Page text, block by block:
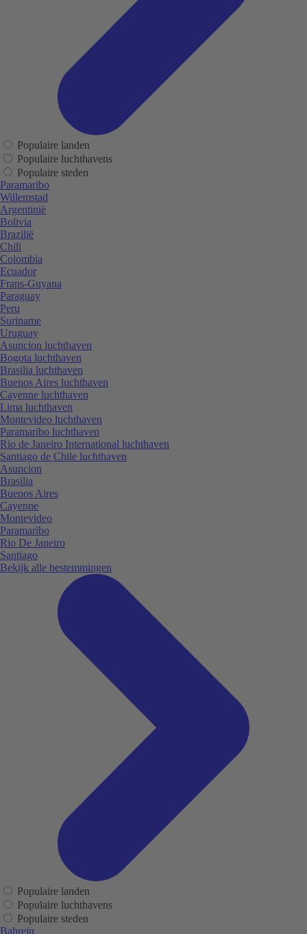
Populaire landen
Populaire luchthavens
Populaire steden
Paramaribo
Willemstad
Argentinië
Bolivia
Brazilië
Chili
Colombia
Ecuador
Frans-Guyana
Paraguay
Peru
Suriname
Uruguay
Asuncion luchthaven
Bogota luchthaven
Brasilia luchthaven
Buenos Aires luchthaven
Cayenne luchthaven
Lima luchthaven
Montevideo luchthaven
Paramaribo luchthaven
Rio de Janeiro International luchthaven
Santiago de Chile luchthaven
Asuncion
Brasilia
Buenos Aires
Cayenne
Montevideo
Paramaribo
Rio De Janeiro
Santiago
Bekijk alle bestemmingen
Populaire landen
Populaire luchthavens
Populaire steden
Bahrein